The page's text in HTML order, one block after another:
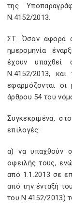
της
Ν.4152/2013.
ΣΤ. Όσον αφορά
ημερομηνία
έχουν
Ν.4152/2013,
εφαρμόζονται οι
άρθρου 54 του
Συγκεκριμένα,
επιλογές:
α) να υπαχθούν
οφειλής τους,
από 1.1.2013 σε
από την ένταξή
του Ν.4152/2013)